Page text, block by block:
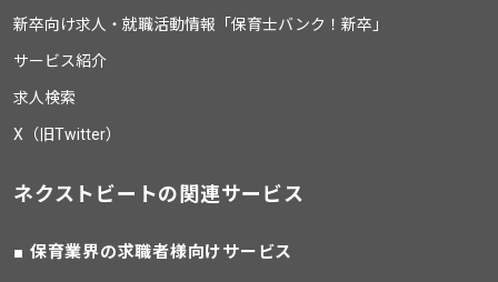
新卒向け求人・就職活動情報「保育士バンク！新卒」
サービス紹介
求人検索
X（旧Twitter）
ネクストビートの関連サービス
保育業界の求職者様向けサービス